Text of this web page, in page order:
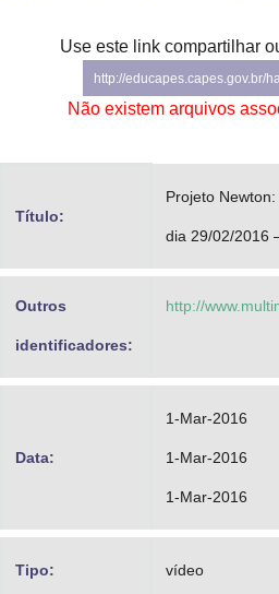
Secretaria de Governo
Gabinete de Segurança Institucional
Use este link compartilhar
http://educapes.capes.gov.br/
Não existem arquivos
Título:
Projeto
dia 29/02/2016
Outros
identificadores:
http://
Data:
1-Mar-2016
1-Mar-2016
1-Mar-2016
Tipo: vídeo